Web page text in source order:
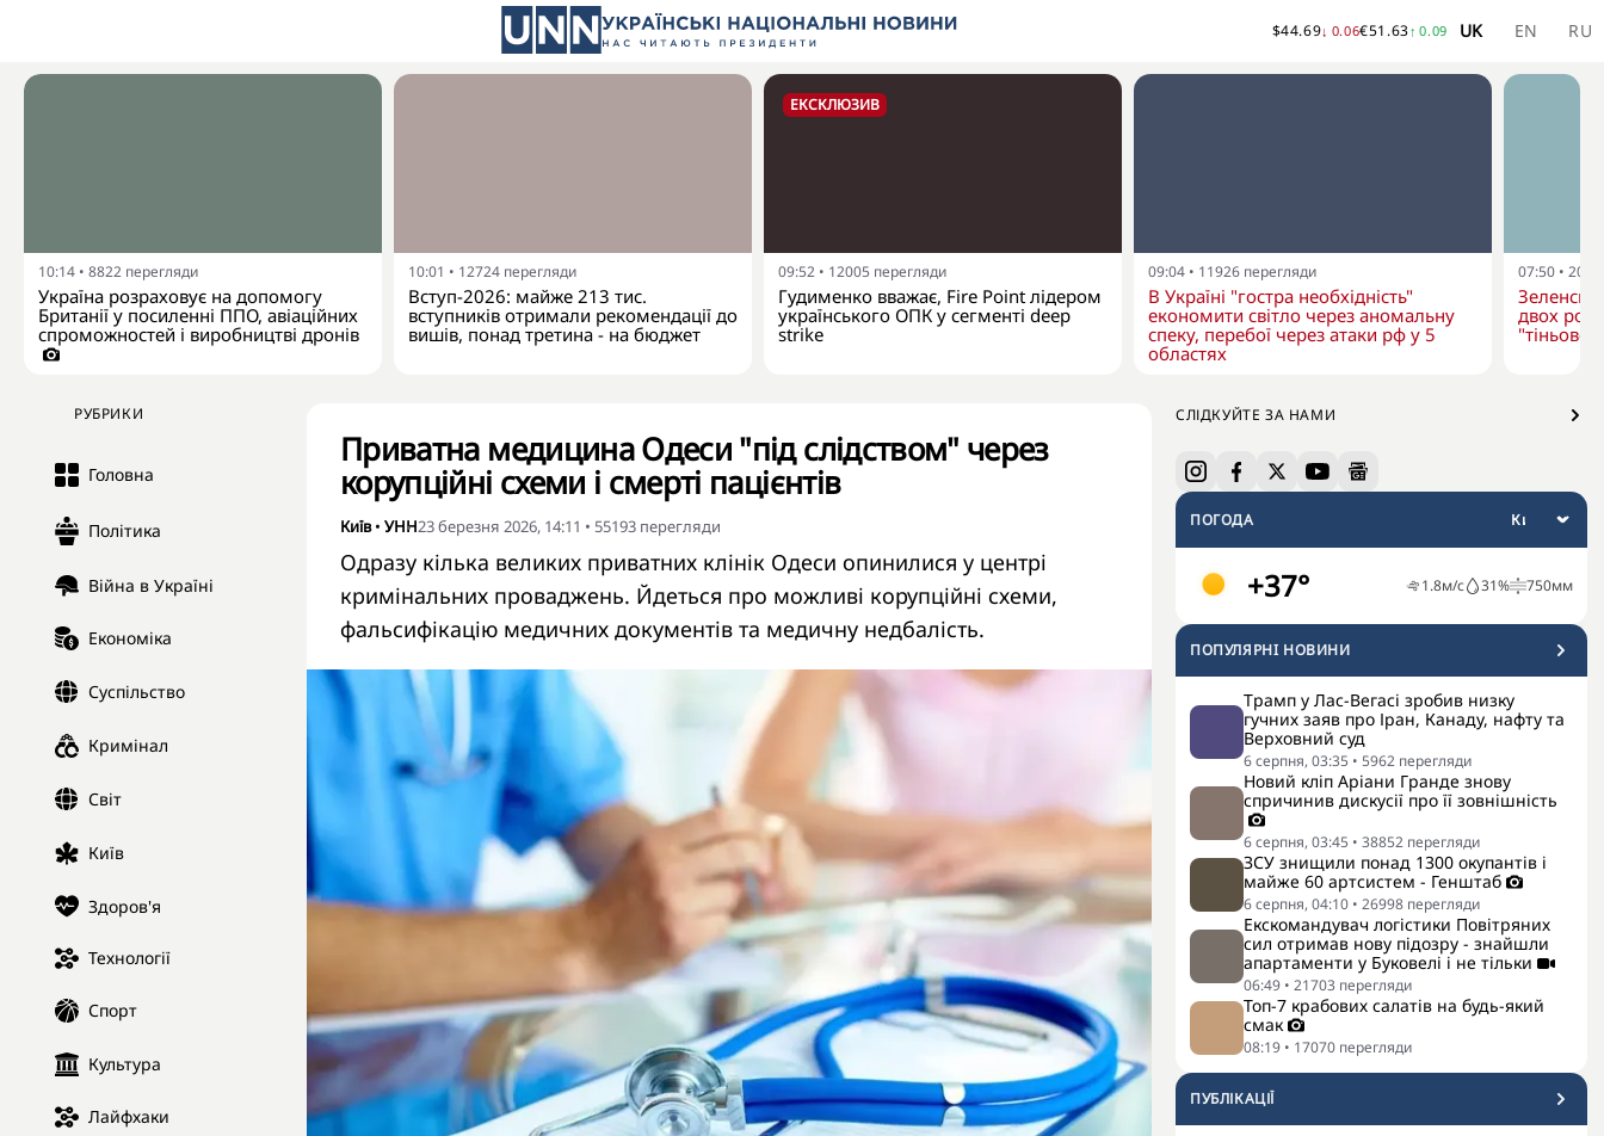
$44.69↓ 0.06€51.63↑ 0.09 UK EN RU
10:14 • 8822 перегляди
Україна розраховує на допомогу
Британії у посиленні ППО, авіаційних
спроможностей і виробництві дронів
10:01 • 12724 перегляди
Вступ-2026: майже 213 тис.
вступників отримали рекомендації до
вишів, понад третина - на бюджет
ЕКСКЛЮЗИВ
09:52 • 12005 перегляди
Гудименко вважає, Fire Point лідером
українського ОПК у сегменті deep
strike
09:04 • 11926 перегляди
В Україні "гостра необхідність"
економити світло через аномальну
спеку, перебої через атаки рф у 5
областях
07:50 •
двох
РУБРИКИ
Головна
Політика
Війна в Україні
Економіка
Суспільство
Кримінал
Світ
Київ
Здоров'я
Технології
Спорт
Культура
Лайфхаки
СЛІДКУЙТЕ ЗА НАМИ
ПОГОДА
+37° 1.8м/с 31% 750мм
ПОПУЛЯРНI НОВИНИ
Трамп у Лас-Вегасі зробив низку
гучних заяв про Іран, Канаду, нафту та
Верховний суд
6 серпня, 03:35 • 5962 перегляди
Новий кліп Аріани Гранде знову
спричинив дискусії про її зовнішність
6 серпня, 03:45 • 38852 перегляди
ЗСУ знищили понад 1300 окупантів і
майже 60 артсистем - Генштаб
6 серпня, 04:10 • 26998 перегляди
Екскомандувач логістики Повітряних
сил отримав нову підозру - знайшли
апартаменти у Буковелі і не тільки
06:49 • 21703 перегляди
Топ-7 крабових салатів на будь-який
смак
08:19 • 17070 перегляди
ПУБЛІКАЦІЇ
Приватна медицина Одеси "під слідством" через
корупційні схеми і смерті пацієнтів
Київ• УНН23 березня 2026, 14:11 • 55193 перегляди
Одразу кілька великих приватних клінік Одеси опинилися у центрі
кримінальних проваджень. Йдеться про можливі корупційні схеми,
фальсифікацію медичних документів та медичну недбалість.